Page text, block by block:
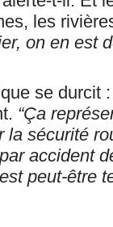
les
on en est
se durcit
“Ça
sécurité
accident
peut-être